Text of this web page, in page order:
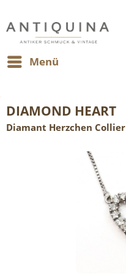
Menü
DIAMOND HEART
Diamant Herzchen Collier